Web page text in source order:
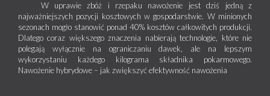
W uprawie zbóż i rzepaku nawożenie jest dziś jedną z
najważniejszych pozycji kosztowych w gospodarstwie. W minionych
sezonach mogło stanowić ponad 40% kosztów całkowitych produkcji.
Dlatego coraz większego znaczenia nabierają technologie, które nie
polegają wyłącznie na ograniczaniu dawek, ale na lepszym
wykorzystaniu każdego kilograma składnika pokarmowego.
Nawożenie hybrydowe – jak zwiększyć efektywność nawożenia